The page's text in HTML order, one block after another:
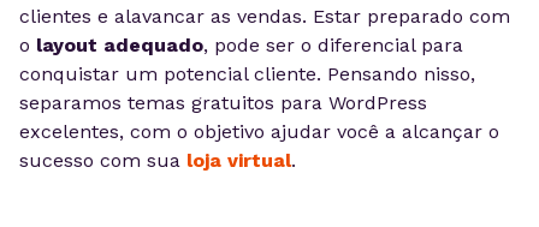
clientes e alavancar as vendas. Estar preparado com
o layout adequado, pode ser o diferencial para
conquistar um potencial cliente. Pensando nisso,
separamos temas gratuitos para WordPress
excelentes, com o objetivo ajudar você a alcançar o
sucesso com sua loja virtual.